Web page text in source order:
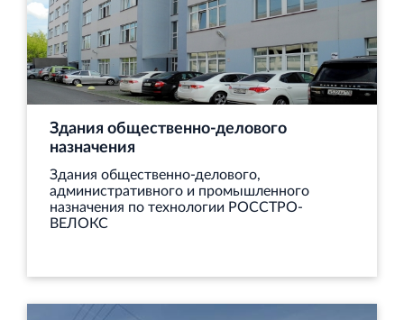
Здания общественно-делового
назначения
Здания общественно-делового,
административного и промышленного
назначения по технологии РОССТРО-
ВЕЛОКС